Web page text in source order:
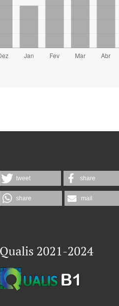
tweet share
share mail
Qualis 2021-2024